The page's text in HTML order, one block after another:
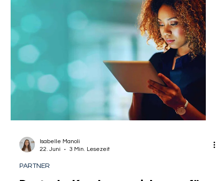
bürokratische Realität, die oft unterschätzt wird: das
deutsche Sozialversicherungssystem. Für angehende
Fachkräfte aus dem Ausland ist die Wahl der richtigen
Krankenversicherung kein bloßes Detail am Rande, sondern
eine zwingende Voraussetzung für die Erteilung und
Verlängerung der Aufenthaltserlaubnis. Ohne den